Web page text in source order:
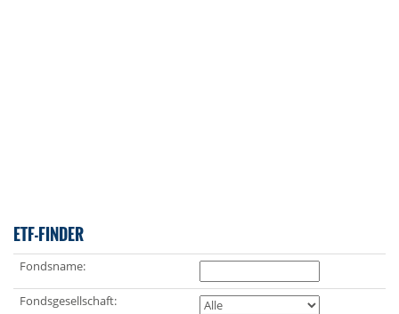
ETF-FINDER
Fondsname:
Fondsgesellschaft: